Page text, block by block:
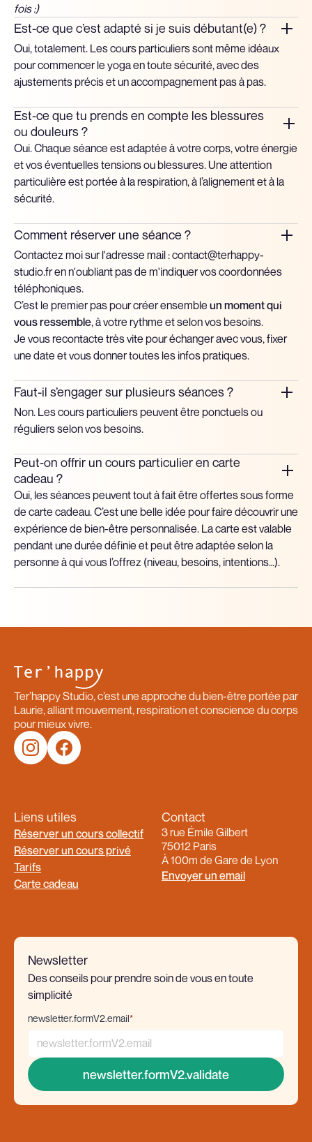
fois :)
Est-ce que c’est adapté si je suis débutant(e) ?
Oui, totalement. Les cours particuliers sont même idéaux
pour commencer le yoga en toute sécurité, avec des
ajustements précis et un accompagnement pas à pas.
Est-ce que tu prends en compte les blessures
ou douleurs ?
Oui. Chaque séance est adaptée à votre corps, votre énergie
et vos éventuelles tensions ou blessures. Une attention
particulière est portée à la respiration, à l’alignement et à la
sécurité.
Comment réserver une séance ?
Contactez moi sur l'adresse mail : contact@terhappy-
studio.fr en n'oubliant pas de m'indiquer vos coordonnées
téléphoniques.
C’est le premier pas pour créer ensemble un moment qui
vous ressemble, à votre rythme et selon vos besoins.
Je vous recontacte très vite pour échanger avec vous, fixer
une date et vous donner toutes les infos pratiques.
Faut-il s’engager sur plusieurs séances ?
Non. Les cours particuliers peuvent être ponctuels ou
réguliers selon vos besoins.
Peut-on offrir un cours particulier en carte
cadeau ?
Oui, les séances peuvent tout à fait être offertes sous forme
de carte cadeau. C’est une belle idée pour faire découvrir une
expérience de bien-être personnalisée. La carte est valable
pendant une durée définie et peut être adaptée selon la
personne à qui vous l’offrez (niveau, besoins, intentions…).
Ter’happy Studio, c’est une approche du bien-être portée par
Laurie, alliant mouvement, respiration et conscience du corps
pour mieux vivre.
Liens utiles
Réserver un cours collectif
Réserver un cours privé
Tarifs
Carte cadeau
Contact
3 rue Émile Gilbert
75012 Paris
À 100m de Gare de Lyon
Envoyer un email
Newsletter
Des conseils pour prendre soin de vous en toute
simplicité
newsletter.formV2.email*
newsletter.formV2.validate